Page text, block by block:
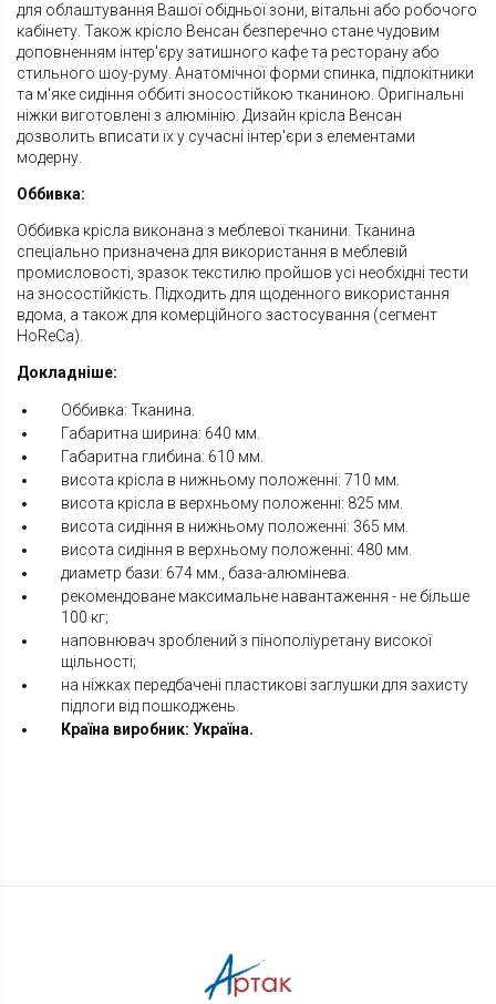
для облаштування Вашої обідньої зони, вітальні або робочого
кабінету. Також крісло Венсан безперечно стане чудовим
доповненням інтер'єру затишного кафе та ресторану або
стильного шоу-руму. Анатомічної форми спинка, підлокітники
та м'яке сидіння оббиті зносостійкою тканиною. Оригінальні
ніжки виготовлені з алюмінію. Дизайн крісла Венсан
дозволить вписати їх у сучасні інтер'єри з елементами
модерну.
Оббивка:
Оббивка крісла виконана з меблевої тканини. Тканина
спеціально призначена для використання в меблевій
промисловості, зразок текстилю пройшов усі необхідні тести
на зносостійкість. Підходить для щоденного використання
вдома, а також для комерційного застосування (сегмент
HoReCa).
Докладніше:
Оббивка: Тканина.
Габаритна ширина: 640 мм.
Габаритна глибина: 610 мм.
висота крісла в нижньому положенні: 710 мм.
висота крісла в верхньому положенні: 825 мм.
висота сидіння в нижньому положенні: 365 мм.
висота сидіння в верхньому положенні: 480 мм.
диаметр бази: 674 мм., база-алюмінева.
рекомендоване максимальне навантаження - не більше
100 кг;
наповнювач зроблений з пінополіуретану високої
щільності;
на ніжках передбачені пластикові заглушки для захисту
підлоги від пошкоджень.
Країна виробник: Україна.